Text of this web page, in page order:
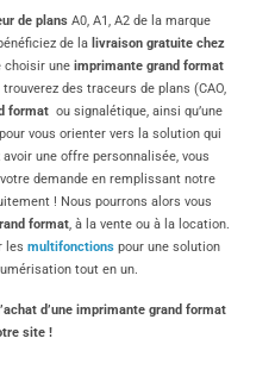
de plansA0, A1, A2 de la marque
de la livraison gratuite chez
choisir une imprimante grand format
des traceurs de plans (CAO,
format ou signalétique, ainsi qu’une
vous orienter vers la solution qui
une offre personnalisée, vous
demande en remplissant notre
! Nous pourrons alors vous
format, à la vente ou à la location.
les multifonctions pour une solution
tout en un.
d’une imprimante grand format
site !